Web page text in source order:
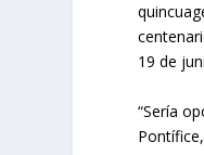
19 de
“Sería